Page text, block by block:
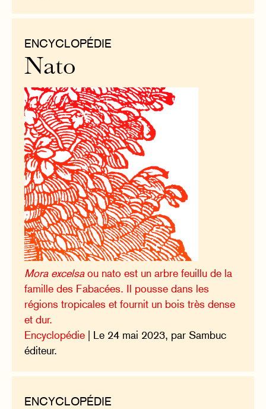
ENCYCLOPÉDIE
Nato
Mora excelsaou nato est un arbre feuillu de la
famille des Fabacées. Il pousse dans les
régions tropicales et fournit un bois très dense
et dur.
Encyclopédie | Le 24 mai 2023, par Sambuc
éditeur.
ENCYCLOPÉDIE